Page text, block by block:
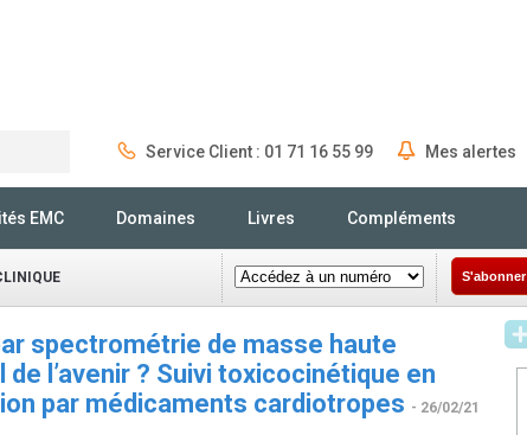
Service Client : 01 71 16 55 99 Mes alertes
EMC Domaines Livres Compléments
S'abonner
spectrométrie de masse haute
l’avenir ? Suivi toxicocinétique en
par médicaments cardiotropes - 26/02/21